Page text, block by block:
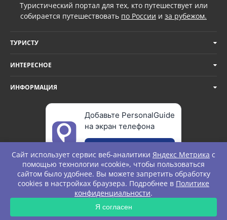
Туристический портал для тех, кто путешествует или
собирается путешествовать по России и за рубежом.
ТУРИСТУ
ИНТЕРЕСНОЕ
ИНФОРМАЦИЯ
Добавьте PersonalGuide
на экран телефона
© Personal Guide. All rights Reserved.
Сайт использует сервис веб-аналитики Яндекс Метрика с
помощью технологии «cookie», чтобы пользоваться
сайтом было удобнее. Вы можете запретить обработку
cookies в настройках браузера. Подробнее в Политике
конфиденциальности.
Я согласен
ЗАПРОС